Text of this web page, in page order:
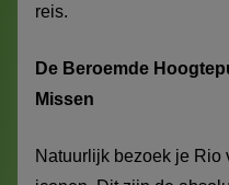
reis.
De Beroemde
Missen
Natuurlijk bezoek je Rio